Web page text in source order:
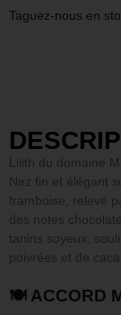
Taguez-nous en
Lilith du domaine
Nez fin et élégant
framboise, relevé
des notes
tanins soyeux,
poivrées et de
🍽 ACCORD